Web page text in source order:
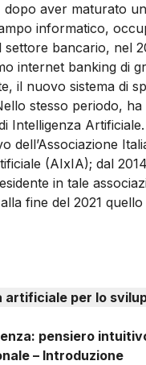
dopo aver maturato
informatico,
settore bancario, nel
internet banking di
il nuovo sistema di
stesso periodo, ha
Intelligenza
dell’Associazione
(AIxIA); dal
in tale
fine del 2021 quello
artificiale per lo
pensiero
– Introduzione